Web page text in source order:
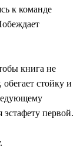
к команде
книга не
стойку и
первой.